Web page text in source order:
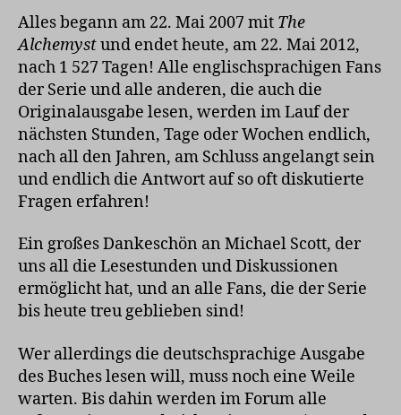
Alles begann am 22. Mai 2007 mit The
Alchemystund endet heute, am 22. Mai 2012,
nach 1 527 Tagen! Alle englischsprachigen Fans
der Serie und alle anderen, die auch die
Originalausgabe lesen, werden im Lauf der
nächsten Stunden, Tage oder Wochen endlich,
nach all den Jahren, am Schluss angelangt sein
und endlich die Antwort auf so oft diskutierte
Fragen erfahren!
Ein großes Dankeschön an Michael Scott, der
uns all die Lesestunden und Diskussionen
ermöglicht hat, und an alle Fans, die der Serie
bis heute treu geblieben sind!
Wer allerdings die deutschsprachige Ausgabe
des Buches lesen will, muss noch eine Weile
warten. Bis dahin werden im Forum alle